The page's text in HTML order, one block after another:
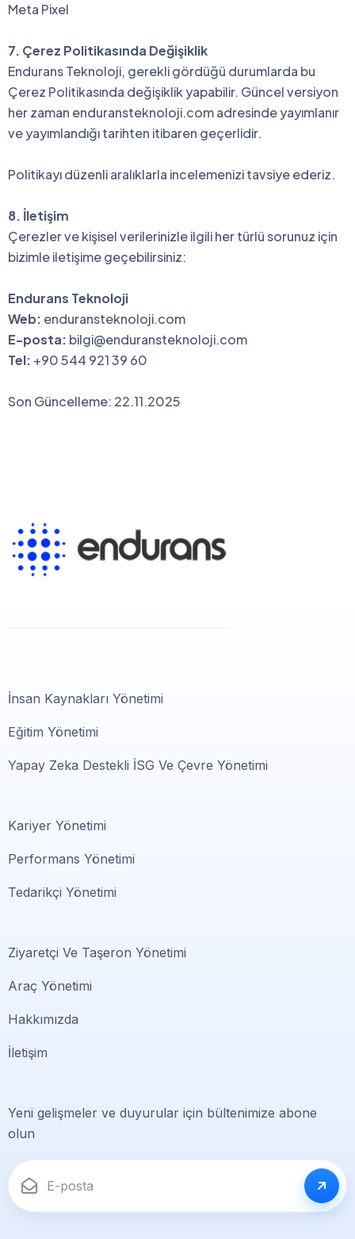
Meta Pixel
7. Çerez Politikasında Değişiklik
Endurans Teknoloji, gerekli gördüğü durumlarda bu
Çerez Politikasında değişiklik yapabilir. Güncel versiyon
her zaman enduransteknoloji.com adresinde yayımlanır
ve yayımlandığı tarihten itibaren geçerlidir.
Politikayı düzenli aralıklarla incelemenizi tavsiye ederiz.
8. İletişim
Çerezler ve kişisel verilerinizle ilgili her türlü sorunuz için
bizimle iletişime geçebilirsiniz:
Endurans Teknoloji
Web: enduransteknoloji.com
E-posta: bilgi@enduransteknoloji.com
Tel: +90 544 921 39 60
Son Güncelleme: 22.11.2025
İnsan Kaynakları Yönetimi
Eğitim Yönetimi
Yapay Zeka Destekli İSG Ve Çevre Yönetimi
Kariyer Yönetimi
Performans Yönetimi
Tedarikçi Yönetimi
Ziyaretçi Ve Taşeron Yönetimi
Araç Yönetimi
Hakkımızda
İletişim
Yeni gelişmeler ve duyurular için bültenimize abone
olun